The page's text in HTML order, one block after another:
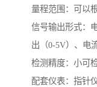
量程范围：可以
信号输出形式：
出（0-5V）、电
检测精度：小可
配套仪表：指针